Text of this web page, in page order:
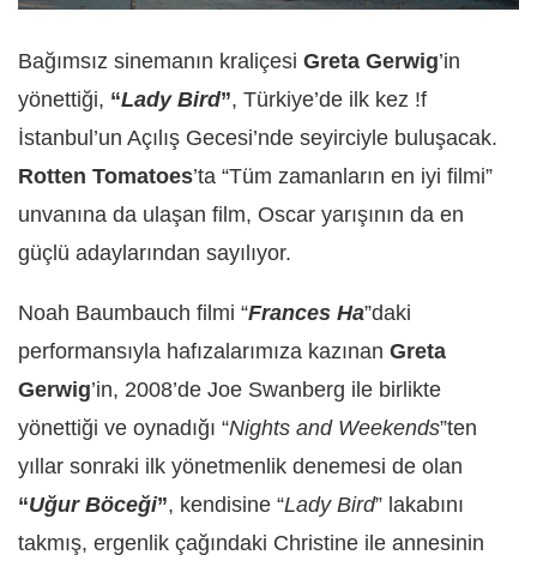
Bağımsız sinemanın kraliçesi Greta Gerwig’in
yönettiği, “Lady Bird”, Türkiye’de ilk kez !f
İstanbul’un Açılış Gecesi’nde seyirciyle buluşacak.
Rotten Tomatoes’ta “Tüm zamanların en iyi filmi”
unvanına da ulaşan film, Oscar yarışının da en
güçlü adaylarından sayılıyor.
Noah Baumbauch filmi “Frances Ha”daki
performansıyla hafızalarımıza kazınan Greta
Gerwig’in, 2008’de Joe Swanberg ile birlikte
yönettiği ve oynadığı “Nights and Weekends”ten
yıllar sonraki ilk yönetmenlik denemesi de olan
“Uğur Böceği”, kendisine “Lady Bird” lakabını
takmış, ergenlik çağındaki Christine ile annesinin